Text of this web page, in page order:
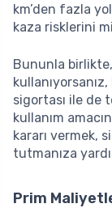
km’den fazla
kaza risklerini
Bununla birlikte,
sigortası ile de
kullanım
kararı vermek,
tutmanıza
Prim